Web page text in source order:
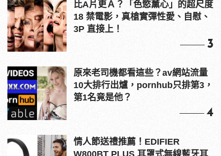
比A片更Ａ？「色慾薰心」的超尺度
18 禁電影，真槍實彈性愛、自慰、
3P 直接上！
3
原來老司機都看這些？av網站流量
10大排行出爐，pornhub只排第3，
第1名竟是他？
4
情人節送禮推薦！EDIFIER
W800BT PLUS 耳罩式無線藍牙耳